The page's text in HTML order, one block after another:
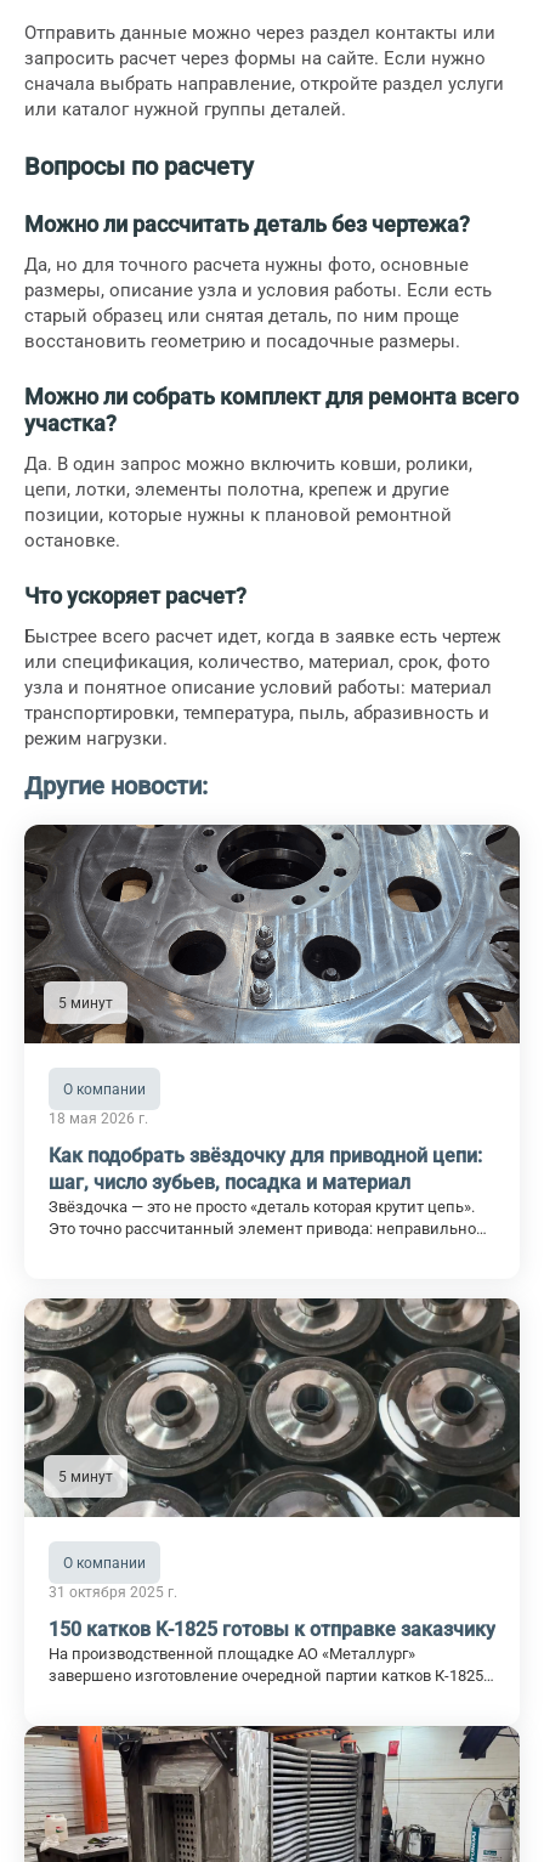
Отправить данные можно через раздел контакты или
запросить расчет через формы на сайте. Если нужно
сначала выбрать направление, откройте раздел услуги
или каталог нужной группы деталей.
Вопросы по расчету
Можно ли рассчитать деталь без чертежа?
Да, но для точного расчета нужны фото, основные
размеры, описание узла и условия работы. Если есть
старый образец или снятая деталь, по ним проще
восстановить геометрию и посадочные размеры.
Можно ли собрать комплект для ремонта всего
участка?
Да. В один запрос можно включить ковши, ролики,
цепи, лотки, элементы полотна, крепеж и другие
позиции, которые нужны к плановой ремонтной
остановке.
Что ускоряет расчет?
Быстрее всего расчет идет, когда в заявке есть чертеж
или спецификация, количество, материал, срок, фото
узла и понятное описание условий работы: материал
транспортировки, температура, пыль, абразивность и
режим нагрузки.
Другие новости:
5 минут
О компании
18 мая 2026 г.
Как подобрать звёздочку для приводной цепи:
шаг, число зубьев, посадка и материал
Звёздочка — это не просто «деталь которая крутит цепь».
Это точно рассчитанный элемент привода: неправильно
редуктор. Правильно подобранная — обеспечит расчётный
ресурс системы без лишних замен.
5 минут
О компании
31 октября 2025 г.
150 катков К-1825 готовы к отправке заказчику
На производственной площадке АО «Металлург»
завершено изготовление очередной партии катков К-1825
транспортных линий даже в самых тяжёлых условиях: при
высоких температурах, абразивной пыли и постоянных
нагрузках.